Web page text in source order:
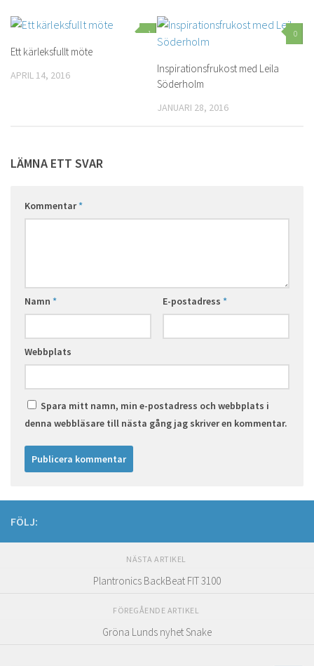
1
Ett kärleksfullt möte
APRIL 14, 2016
0
Inspirationsfrukost med Leila
Söderholm
JANUARI 28, 2016
LÄMNA ETT SVAR
Kommentar*
Namn * E-postadress *
Webbplats
Spara mitt namn, min e-postadress och webbplats i
denna webbläsare till nästa gång jag skriver en kommentar.
FÖLJ:
NÄSTA ARTIKEL
Plantronics BackBeat FIT 3100
FÖREGÅENDE ARTIKEL
Gröna Lunds nyhet Snake